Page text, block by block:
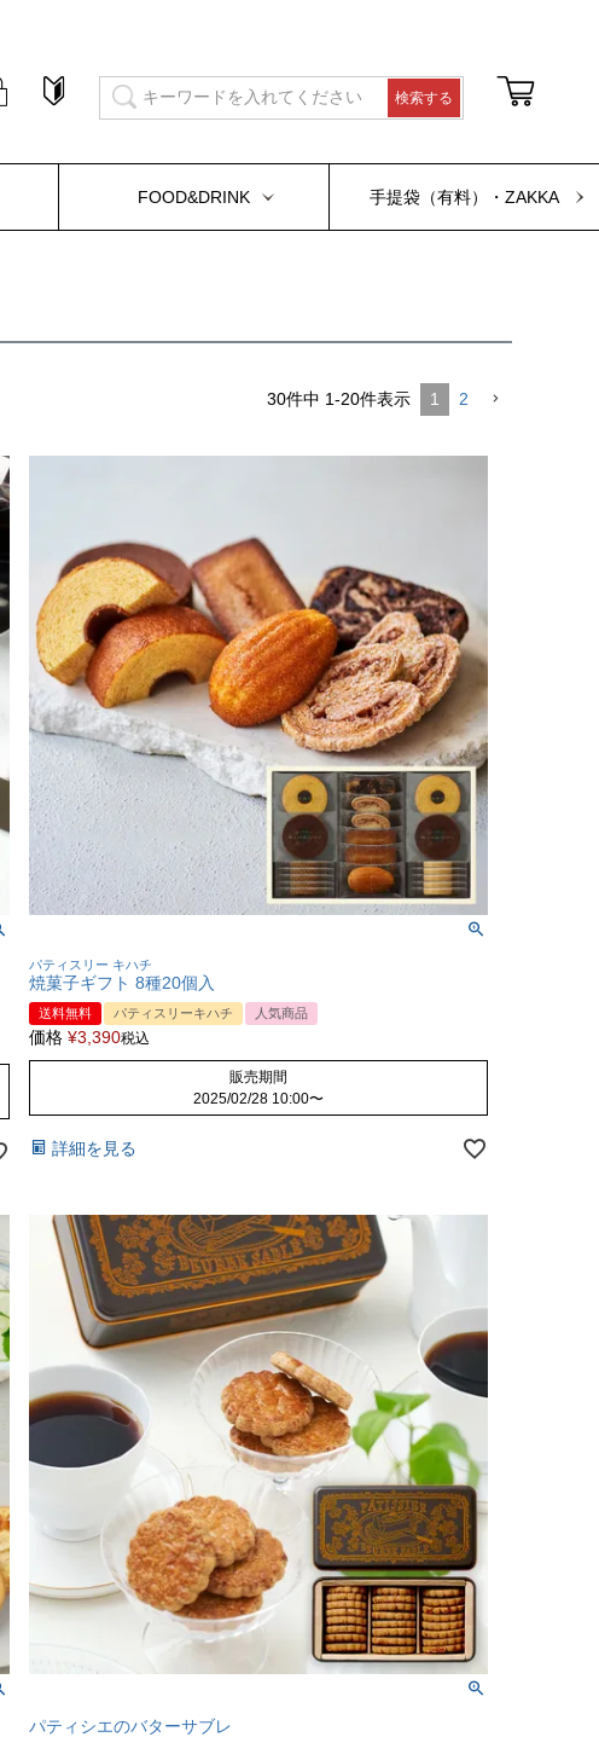
FOOD&DRINK 手提袋（有料）・ZAKKA
30件中 1-20件表示 1 2
パティスリー キハチ
焼菓子ギフト 8種20個入
送料無料 パティスリーキハチ 人気商品
価格 ¥3,390税込
販売期間
2025/02/28 10:00〜
詳細を見る
パティシエのバターサブレ